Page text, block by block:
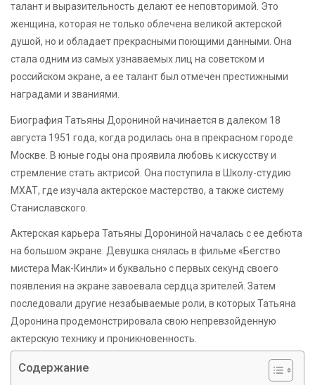
талант и выразительность делают ее неповторимой. Это
женщина, которая не только облечена великой актерской
душой, но и обладает прекрасными поющими данными. Она
стала одним из самых узнаваемых лиц на советском и
российском экране, а ее талант был отмечен престижными
наградами и званиями.
Биография Татьяны Дорониной начинается в далеком 18
августа 1951 года, когда родилась она в прекрасном городе
Москве. В юные годы она проявила любовь к искусству и
стремление стать актрисой. Она поступила в Школу-студию
МХАТ, где изучала актерское мастерство, а также систему
Станиславского.
Актерская карьера Татьяны Дорониной началась с ее дебюта
на большом экране. Девушка снялась в фильме «Бегство
мистера Мак-Кинли» и буквально с первых секунд своего
появления на экране завоевала сердца зрителей. Затем
последовали другие незабываемые роли, в которых Татьяна
Доронина продемонстрировала свою непревзойденную
актерскую технику и проникновенность.
Содержание